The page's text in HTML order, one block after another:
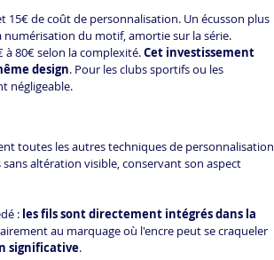
15€ de coût de personnalisation. Un écusson plus
numérisation du motif, amortie sur la série.
80€ selon la complexité. Cet investissement
design. Pour les clubs sportifs ou les
négligeable.
toutes les autres techniques de personnalisation
altération visible, conservant son aspect
: les fils sont directement intégrés dans la
au marquage où l'encre peut se craqueler
significative.